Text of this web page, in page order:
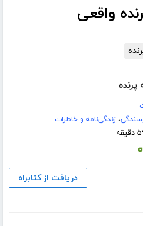
واقعی
،زندگی‌نامه و خاطرات
دریافت از کتابراه